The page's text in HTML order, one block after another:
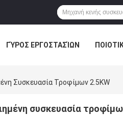
ΓΎΡΟΣ ΕΡΓΟΣΤΑΣΊΩΝ
Συσκευασία Τροφίμων 2.5KW
συσκευασία